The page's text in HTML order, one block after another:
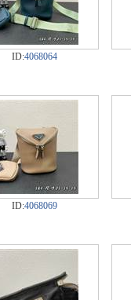
ID:4068064
ID:4068069